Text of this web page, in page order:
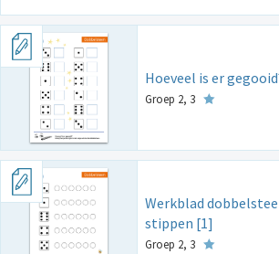
Hoeveel is er
Groep 2, 3
Werkblad
stippen [1]
Groep 2, 3